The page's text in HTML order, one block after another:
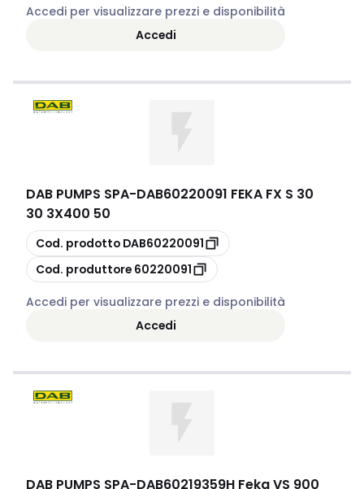
Accedi per visualizzare prezzi e disponibilità
Accedi
DAB PUMPS SPA-DAB60220091 FEKA FX S 30
30 3X400 50
copia
Cod. prodotto DAB60220091
copia
Cod. produttore 60220091
Accedi per visualizzare prezzi e disponibilità
Accedi
DAB PUMPS SPA-DAB60219359H Feka VS 900